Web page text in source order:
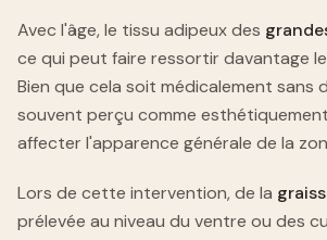
Avec l'âge, le tissu adipeux des
ce qui peut faire ressortir davantage
Bien que cela soit médicalement sans
souvent perçu comme
affecter l'apparence générale de la
Lors de cette intervention, de la
prélevée au niveau du ventre ou des